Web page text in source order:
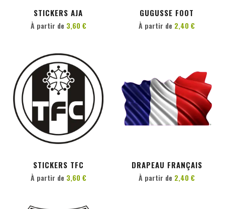
STICKERS AJA
À partir de 3,60 €
GUGUSSE FOOT
À partir de 2,40 €
STICKERS TFC
PERSONNALISER
À partir de 3,60 €
DRAPEAU FRANÇAIS
À partir de 2,40 €